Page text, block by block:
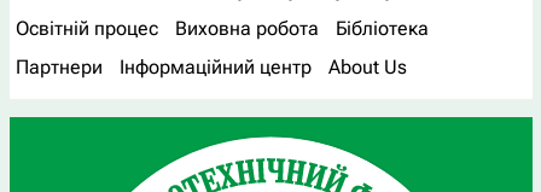
Освітній процес
Виховна робота
Бібліотека
Партнери
Інформаційний центр About Us